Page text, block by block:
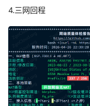
4.三网回程